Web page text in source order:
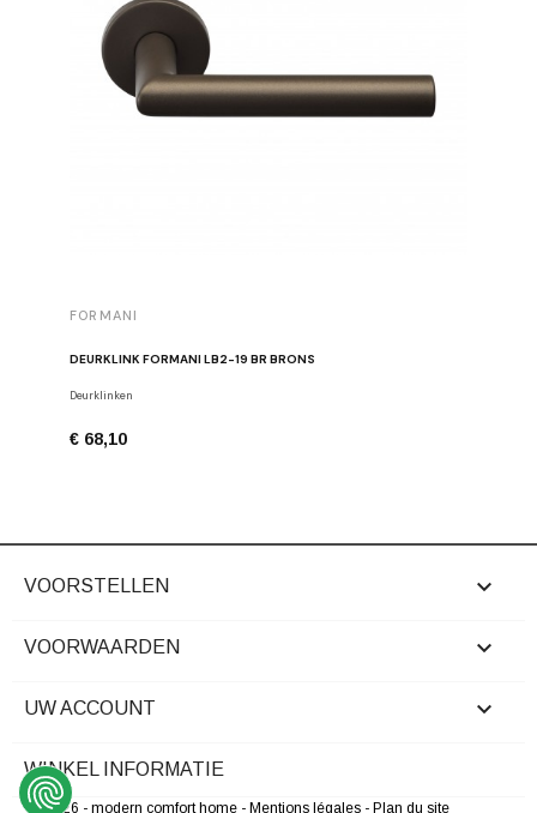
FORMANI
DEURKLINK FORMANI LB2-19 BR BRONS
Deurklinken
€ 68,10
VOORSTELLEN 
VOORWAARDEN 
UW ACCOUNT 
WINKEL INFORMATIE
© 2026 - modern comfort home - Mentions légales - Plan du site